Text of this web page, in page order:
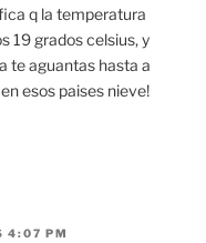
q la temperatura
19 grados celsius, y
te aguantas hasta a
esos paises nieve!
4:07 PM